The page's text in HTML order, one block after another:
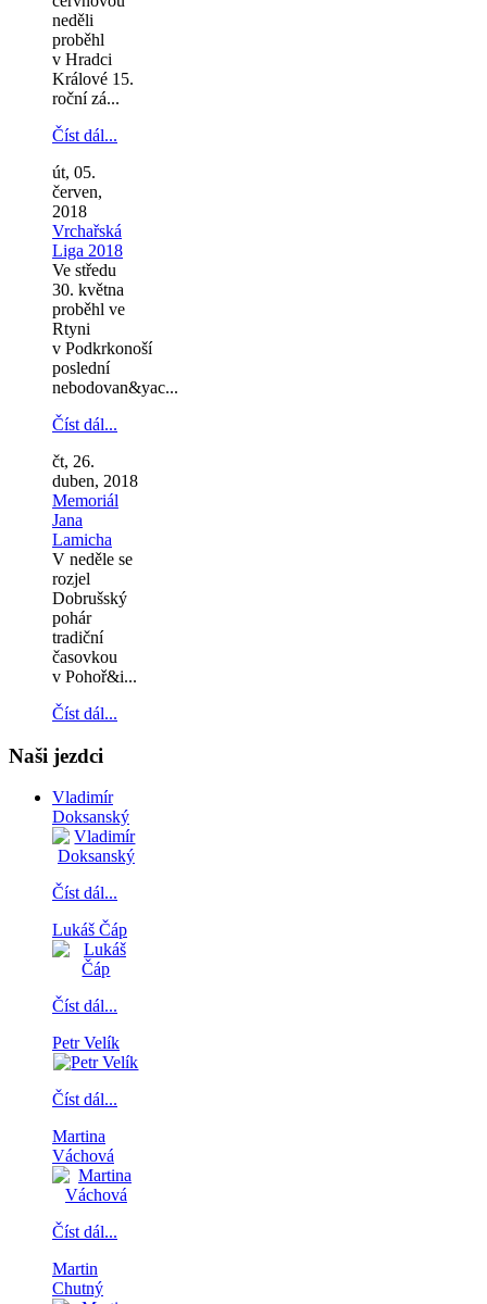
neděli
proběhl
v Hradci
Králové 15.
roční zá...
Číst dál...
út, 05.
červen,
2018
Vrchařská
Liga 2018
Ve středu
30. května
proběhl ve
Rtyni
v Podkrkonoší
poslední
nebodovan&yac...
Číst dál...
čt, 26.
duben, 2018
Memoriál
Jana
Lamicha
V neděle se
rozjel
Dobrušský
pohár
tradiční
časovkou
v Pohoř&i...
Číst dál...
Naši jezdci
Vladimír
Doksanský
Číst dál...
Lukáš Čáp
Číst dál...
Petr Velík
Číst dál...
Martina
Váchová
Číst dál...
Martin
Chutný